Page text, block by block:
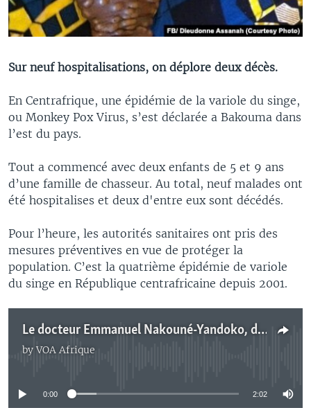
Sur neuf hospitalisations, on déplore deux décès.
En Centrafrique, une épidémie de la variole du singe,
ou Monkey Pox Virus, s’est déclarée a Bakouma dans
l’est du pays.
Tout a commencé avec deux enfants de 5 et 9 ans
d’une famille de chasseur. Au total, neuf malades ont
été hospitalises et deux d'entre eux sont décédés.
Pour l’heure, les autorités sanitaires ont pris des
mesures préventives en vue de protéger la
population. C’est la quatrième épidémie de variole
du singe en République centrafricaine depuis 2001.
Le docteur Emmanuel Nakouné-Yandoko, de l'Institut Pasteur de Bangui, joint par Félix Yépassis-Zembrou
byVOA Afrique
No media source currently available
0:00 2:02